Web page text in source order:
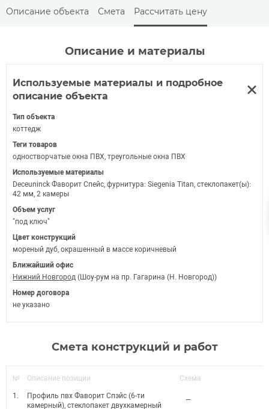
Описание объекта Смета Рассчитать цену
Описание и материалы
Используемые материалы и подробное
описание объекта
Тип объекта
коттедж
Теги товаров
одностворчатые окна ПВХ, треугольные окна ПВХ
Используемые материалы
Deceuninck Фаворит Спейс, фурнитура: Siegenia Titan, стеклопакет(ы):
42 мм, 2 камеры
Объем услуг
"под ключ"
Цвет конструкций
мореный дуб, окрашенный в массе коричневый
Ближайший офис
Нижний Новгород (Шоу-рум на пр. Гагарина (Н. Новгород))
Номер договора
не указано
Смета конструкций и работ
№ Описание позиции Схема
1.
Профиль пвх Фаворит Спэйс (6-ти
камерный), стеклопакет двухкамерный
—